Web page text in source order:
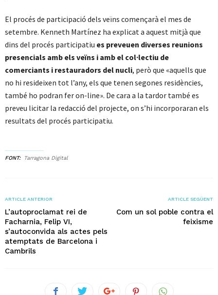
El procés de participació dels veïns començarà el mes de
setembre. Kenneth Martínez ha explicat a aquest mitjà que
dins del procés participatiu es preveuen diverses reunions
presencials amb els veïns i amb el col·lectiu de
comerciants i restauradors del nucli, però que «aquells que
no hi resideixen tot l’any, els que tenen segones residències,
també ho podran fer on-line». De cara a la tardor també es
preveu licitar la redacció del projecte, on s’hi incorporaran els
resultats del procés participatiu.
FONT Tarragona Digital
ARTICLE ANTERIOR
L’autoproclamat rei de
Facharnia, Felip VI,
s’autoconvida als actes pels
atemptats de Barcelona i
Cambrils
ARTICLE SEGÜENT
Com un sol poble contra el
feixisme